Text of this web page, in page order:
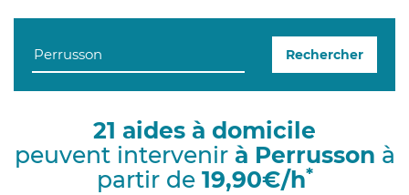
n
g
i
Rechercher
21 aides à domicile
peuvent intervenir à Perrusson à
partir de 19,90€/h*